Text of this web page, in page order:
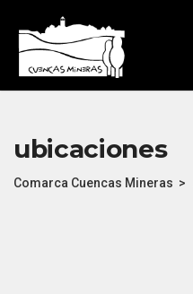
ubicaciones
Comarca Cuencas Mineras >